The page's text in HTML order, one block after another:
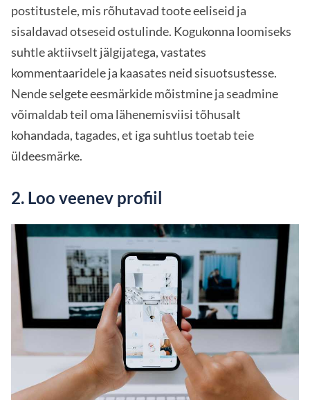
postitustele, mis rõhutavad toote eeliseid ja
sisaldavad otseseid ostulinde. Kogukonna loomiseks
suhtle aktiivselt jälgijatega, vastates
kommentaaridele ja kaasates neid sisuotsustesse.
Nende selgete eesmärkide mõistmine ja seadmine
võimaldab teil oma lähenemisviisi tõhusalt
kohandada, tagades, et iga suhtlus toetab teie
üldeesmärke.
2. Loo veenev profiil